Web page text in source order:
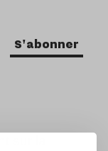
S'abonner
sur la